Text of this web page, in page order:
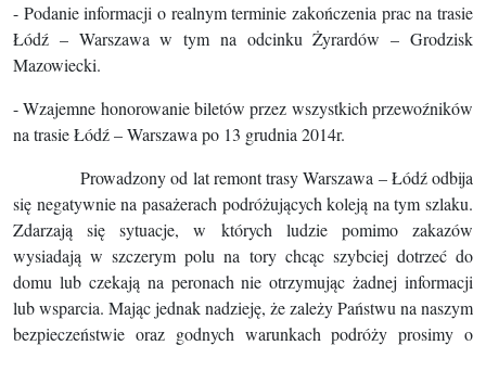
- Podanie informacji o realnym terminie zakończenia prac na trasie
Łódź – Warszawa w tym na odcinku Żyrardów – Grodzisk
Mazowiecki.
- Wzajemne honorowanie biletów przez wszystkich przewoźników
na trasie Łódź – Warszawa po 13 grudnia 2014r.
Prowadzony od lat remont trasy Warszawa – Łódź odbija
się negatywnie na pasażerach podróżujących koleją na tym szlaku.
Zdarzają się sytuacje, w których ludzie pomimo zakazów
wysiadają w szczerym polu na tory chcąc szybciej dotrzeć do
domu lub czekają na peronach nie otrzymując żadnej informacji
lub wsparcia. Mając jednak nadzieję, że zależy Państwu na naszym
bezpieczeństwie oraz godnych warunkach podróży prosimy o